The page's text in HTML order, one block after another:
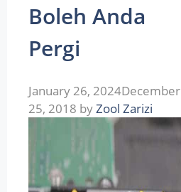
Boleh Anda
Pergi
January 26, 2024December
25, 2018 byZool Zarizi